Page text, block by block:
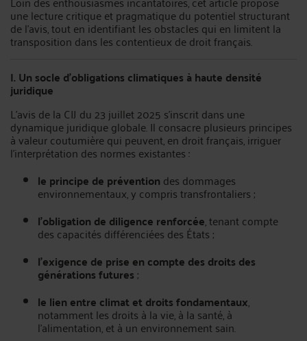
une lecture critique et pragmatique du potentiel structurant
de l’avis, tout en identifiant les obstacles qui en limitent la
transposition dans les contentieux de droit français.
I. Un socle d’obligations climatiques à haute densité
juridique
L’avis de la CIJ du 23 juillet 2025 s’inscrit dans une
dynamique juridique globale. Il consacre plusieurs principes
à valeur coutumière qui peuvent, en droit français, irriguer
l’interprétation des normes existantes :
le principe de prévention des dommages
environnementaux, y compris transfrontaliers ;
l’obligation de diligence renforcée, tenant compte
des capacités différenciées des États ;
l’exigence de prise en compte des droits des
générations futures;
le lien entre climat et droits fondamentaux,
notamment les droits à la vie, à la santé, à
l’alimentation, et à un environnement sain.